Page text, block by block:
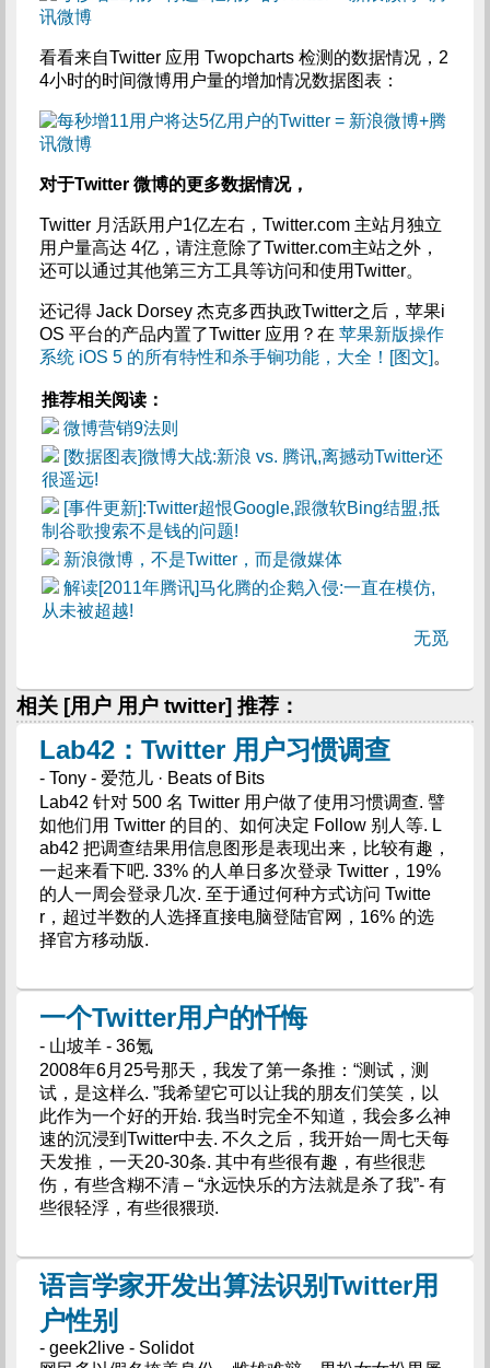
看看来自Twitter 应用 Twopcharts 检测的数据情况，2
4小时的时间微博用户量的增加情况数据图表：
对于Twitter 微博的更多数据情况，
Twitter 月活跃用户1亿左右，Twitter.com 主站月独立
用户量高达 4亿，请注意除了Twitter.com主站之外，
还可以通过其他第三方工具等访问和使用Twitter。
还记得 Jack Dorsey 杰克多西执政Twitter之后，苹果i
OS 平台的产品内置了Twitter 应用？在 苹果新版操作
系统 iOS 5 的所有特性和杀手锏功能，大全！[图文] 。
推荐相关阅读：
微博营销9法则
[数据图表]微博大战:新浪 vs. 腾讯,离撼动Twitter还
很遥远!
[事件更新]:Twitter超恨Google,跟微软Bing结盟,抵
制谷歌搜索不是钱的问题!
新浪微博，不是Twitter，而是微媒体
解读[2011年腾讯]马化腾的企鹅入侵:一直在模仿,
从未被超越!
无觅
相关 [用户 用户 twitter] 推荐：
Lab42：Twitter 用户习惯调查
- Tony - 爱范儿 · Beats of Bits
Lab42 针对 500 名 Twitter 用户做了使用习惯调查. 譬
如他们用 Twitter 的目的、如何决定 Follow 别人等. L
ab42 把调查结果用信息图形是表现出来，比较有趣，
一起来看下吧. 33% 的人单日多次登录 Twitter，19%
的人一周会登录几次. 至于通过何种方式访问 Twitte
r，超过半数的人选择直接电脑登陆官网，16% 的选
择官方移动版.
一个Twitter用户的忏悔
- 山坡羊 - 36氪
2008年6月25号那天，我发了第一条推：“测试，测
试，是这样么. ”我希望它可以让我的朋友们笑笑，以
此作为一个好的开始. 我当时完全不知道，我会多么神
速的沉浸到Twitter中去. 不久之后，我开始一周七天每
天发推，一天20-30条. 其中有些很有趣，有些很悲
伤，有些含糊不清 – “永远快乐的方法就是杀了我”- 有
些很轻浮，有些很猥琐.
语言学家开发出算法识别Twitter用
户性别
- geek2live - Solidot